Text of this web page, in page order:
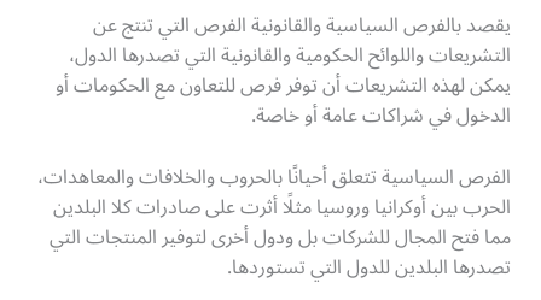
يقصد بالفرص السياسية والقانونية الفرص التي تنتج عن
التشريعات واللوائح الحكومية والقانونية التي تصدرها الدول،
يمكن لهذه التشريعات أن توفر فرص للتعاون مع الحكومات أو
الدخول في شراكات عامة أو خاصة.
الفرص السياسية تتعلق أحيانًا بالحروب والخلافات والمعاهدات،
الحرب بين أوكرانيا وروسيا مثلًا أثرت على صادرات كلا البلدين
مما فتح المجال للشركات بل ودول أخرى لتوفير المنتجات التي
تصدرها البلدين للدول التي تستوردها.